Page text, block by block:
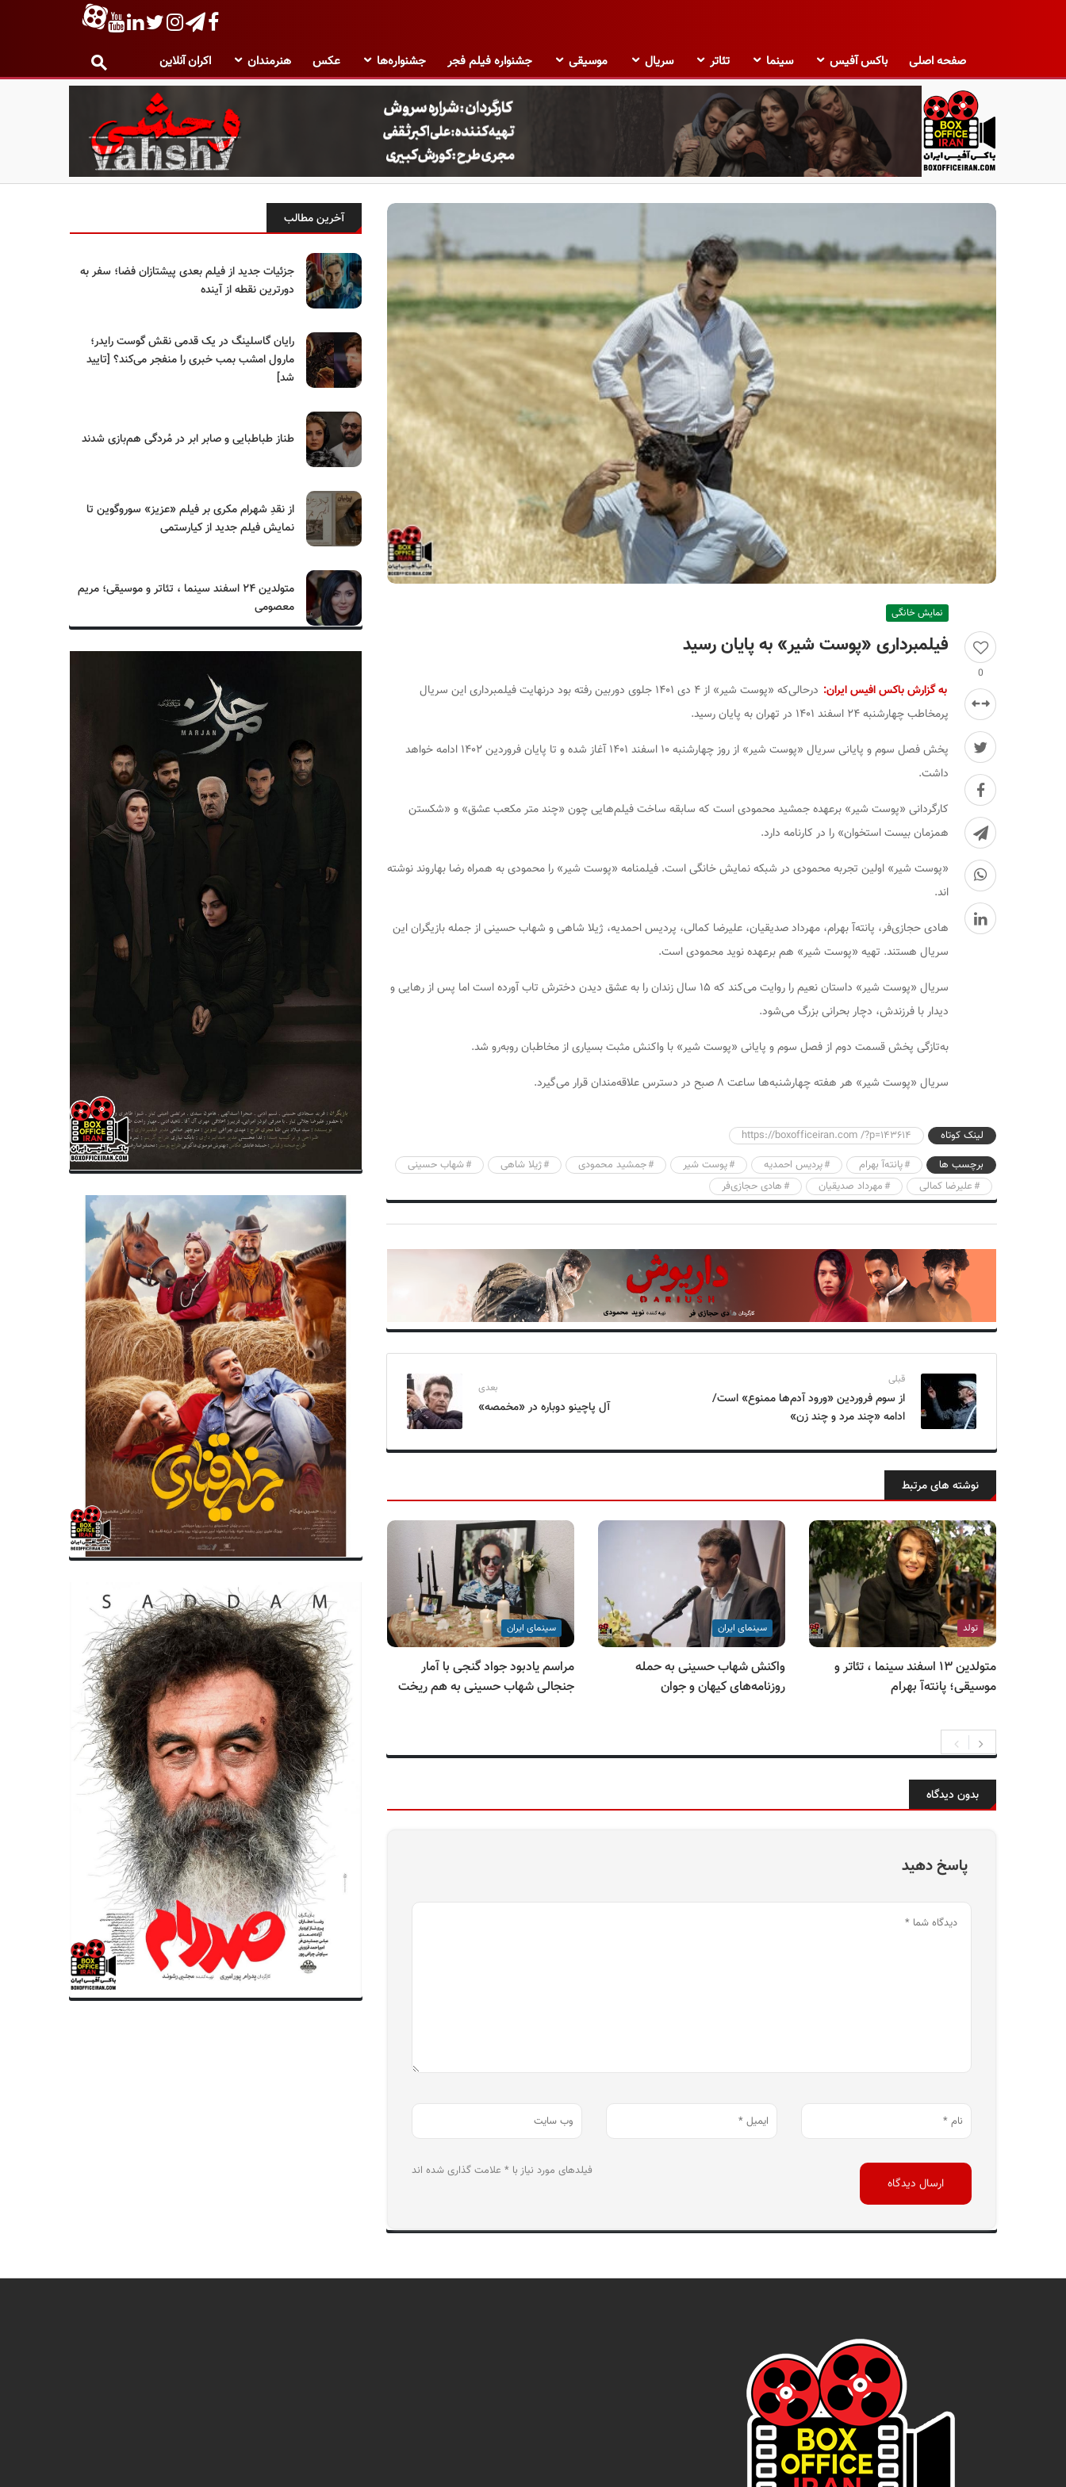
صفحه اصلی باکس آفیس سینما تئاتر سریال موسیقی جشنواره فیلم فجر جشنواره‌ها عکس هنرمندان اکران آنلاین
ب
آ
ف
س
ا
0
نمایش خانگی
فیلمبرداری «پوست شیر» به پایان رسید
به گزارش باکس افیس ایران:
درحالی‌که «پوست شیر» از ۴ دی ۱۴۰۱ جلوی دوربین رفته بود درنهایت فیلمبرداری این سریال
پرمخاطب چهارشنبه ۲۴ اسفند ۱۴۰۱ در تهران به پایان رسید.
پخش فصل سوم و پایانی سریال «پوست شیر» از روز چهارشنبه ۱۰ اسفند ۱۴۰۱ آغاز شده و تا پایان فروردین ۱۴۰۲ ادامه خواهد
داشت.
کارگردانی «پوست شیر» برعهده جمشید محمودی است که سابقه ساخت فیلم‌هایی چون «چند متر مکعب عشق» و «شکستن
همزمان بیست استخوان» را در کارنامه دارد.
«پوست شیر» اولین تجربه محمودی در شبکه نمایش خانگی است. فیلمنامه «پوست شیر» را محمودی به همراه رضا بهاروند نوشته
اند.
هادی حجازی‌فر، پانته‌آ بهرام، مهرداد صدیقیان، علیرضا کمالی، پردیس احمدیه، ژیلا شاهی و شهاب حسینی از جمله بازیگران این
سریال هستند. تهیه «پوست شیر» هم برعهده نوید محمودی است.
سریال «پوست شیر» داستان نعیم را روایت می‌کند که ۱۵ سال زندان را به عشق دیدن دخترش تاب آورده است اما پس از رهایی و
دیدار با فرزندش، دچار بحرانی بزرگ می‌شود.
به‌تازگی پخش قسمت دوم از فصل سوم و پایانی «پوست شیر» با واکنش مثبت بسیاری از مخاطبان روبه‌رو شد.
سریال «پوست شیر» هر هفته چهارشنبه‌ها ساعت ۸ صبح در دسترس علاقه‌مندان قرار می‌گیرد.
لینک کوتاه
https://boxofficeiran.com /?p=143614
برچسب ها
پانته‌آ بهرام پردیس احمدیه پوست شیر جمشید محمودی ژیلا شاهی
شهاب حسینی
علیرضا کمالی
مهرداد صدیقیان هادی حجازی‌فر
قبلی
از سوم فروردین «ورود آدم‌ها ممنوع» است/
ادامه «چند مرد و چند زن»
بعدی
آل پاچینو دوباره در «مخمصه»
نوشته های مرتبط
تولد
متولدین ۱۳ اسفند سینما ، تئاتر و
موسیقی؛ پانته‌آ بهرام
سینمای ایران
واکنش شهاب حسینی به حمله
روزنامه‌های کیهان و جوان
سینمای ایران
مراسم یادبود جواد گنجی با آمار
جنجالی شهاب حسینی به هم ریخت
تولد
متولدین ۱۴ بهمن سینما ، تئاتر و
موسیقی؛ شهاب حسینی
سینمای ایران
نقش متفاوت علیرضا کمالی در
«سمفونی باران» کلید خورد
بدون دیدگاه
پاسخ دهید
فیلدهای مورد نیاز با * علامت گذاری شده اند
آخرین مطالب
جزئیات جدید از فیلم بعدی پیشتازان فضا؛ سفر به
دورترین نقطه از آینده
رایان گاسلینگ در یک قدمی نقش گوست رایدر؛
مارول امشب بمب خبری را منفجر می‌کند؟ [تایید
شد]
طناز طباطبایی و صابر ابر در مُردگی هم‌بازی شدند
از نقدِ شهرام مکری بر فیلم «عزیز» سوروگوین تا
نمایش فیلم جدید از کیارستمی
متولدین ۲۴ اسفند سینما ، تئاتر و موسیقی؛ مریم
معصومی